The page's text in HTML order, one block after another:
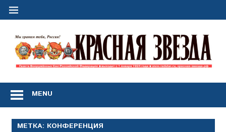
Перейти
Сил
Российской
Федерации
MENU
МЕТКА: КОНФЕРЕНЦИЯ